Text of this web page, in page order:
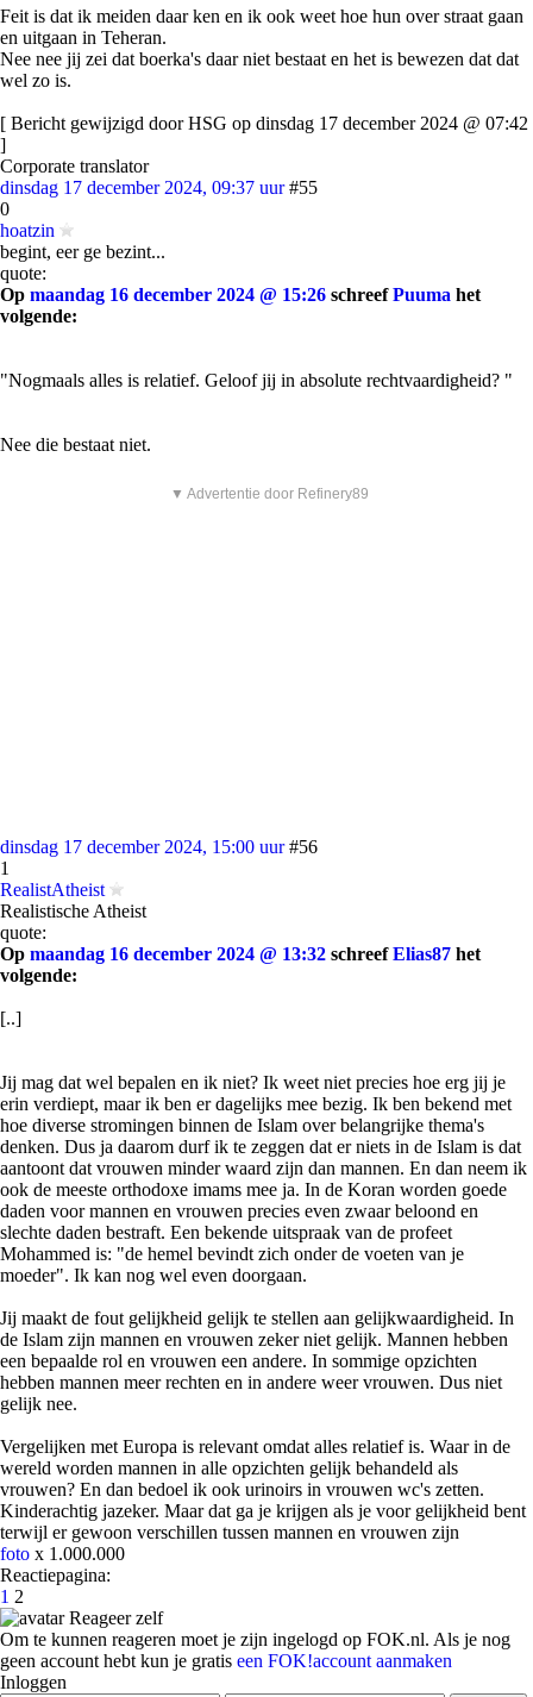
Feit is dat ik meiden daar ken en ik ook weet hoe hun over straat gaan
en uitgaan in Teheran.
Nee nee jij zei dat boerka's daar niet bestaat en het is bewezen dat dat
wel zo is.
[ Bericht gewijzigd door HSG op dinsdag 17 december 2024 @ 07:42
]
Corporate translator
dinsdag 17 december 2024, 09:37 uur #55
0
hoatzin
begint, eer ge bezint...
quote:
Op maandag 16 december 2024 @ 15:26 schreefPuuma het
volgende:
"Nogmaals alles is relatief. Geloof jij in absolute rechtvaardigheid? "
Nee die bestaat niet.
▼ Advertentie door Refinery89
dinsdag 17 december 2024, 15:00 uur #56
1
RealistAtheist
Realistische Atheist
quote:
Op maandag 16 december 2024 @ 13:32 schreefElias87 het
volgende:
[..]
Jij mag dat wel bepalen en ik niet? Ik weet niet precies hoe erg jij je
erin verdiept, maar ik ben er dagelijks mee bezig. Ik ben bekend met
hoe diverse stromingen binnen de Islam over belangrijke thema's
denken. Dus ja daarom durf ik te zeggen dat er niets in de Islam is dat
aantoont dat vrouwen minder waard zijn dan mannen. En dan neem ik
ook de meeste orthodoxe imams mee ja. In de Koran worden goede
daden voor mannen en vrouwen precies even zwaar beloond en
slechte daden bestraft. Een bekende uitspraak van de profeet
Mohammed is: "de hemel bevindt zich onder de voeten van je
moeder". Ik kan nog wel even doorgaan.
Jij maakt de fout gelijkheid gelijk te stellen aan gelijkwaardigheid. In
de Islam zijn mannen en vrouwen zeker niet gelijk. Mannen hebben
een bepaalde rol en vrouwen een andere. In sommige opzichten
hebben mannen meer rechten en in andere weer vrouwen. Dus niet
gelijk nee.
Vergelijken met Europa is relevant omdat alles relatief is. Waar in de
wereld worden mannen in alle opzichten gelijk behandeld als
vrouwen? En dan bedoel ik ook urinoirs in vrouwen wc's zetten.
Kinderachtig jazeker. Maar dat ga je krijgen als je voor gelijkheid bent
terwijl er gewoon verschillen tussen mannen en vrouwen zijn
foto x 1.000.000
Reactiepagina:
1 2
Reageer zelf
Om te kunnen reageren moet je zijn ingelogd op FOK.nl. Als je nog
geen account hebt kun je gratis een FOK!account aanmaken
Inloggen